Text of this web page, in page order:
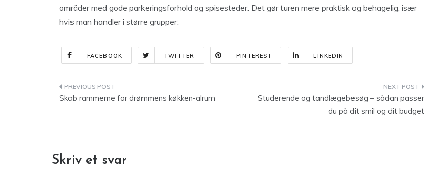
områder med gode parkeringsforhold og spisesteder. Det gør turen mere praktisk og behagelig, især
hvis man handler i større grupper.
FACEBOOK TWITTER PINTEREST LINKEDIN
Indlægsnavigation
Skab rammerne for drømmens køkken-alrum
Studerende og tandlægebesøg – sådan passer
du på dit smil og dit budget
Skriv et svar